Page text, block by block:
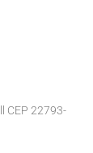
CEP 22793-